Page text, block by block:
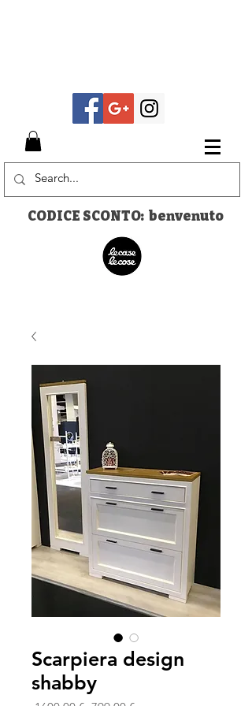
CODICE SCONTO: benvenuto
Scarpiera design
shabby